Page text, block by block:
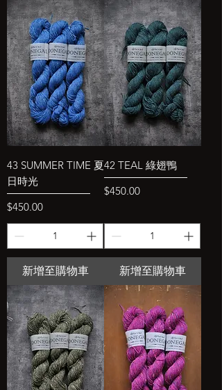
43 SUMMER TIME 夏
日時光
價格
$450.00
新增至購物車
42 TEAL 綠翅鴨
價格
$450.00
新增至購物車